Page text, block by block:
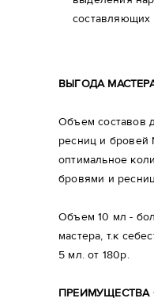
составляющих
ВЫГОДА
Объем составов
ресниц и бровей
оптимальное
бровями и
Объем 10 мл -
мастера, т.к
5 мл. от 180р.
ПРЕИМУЩЕСТВА